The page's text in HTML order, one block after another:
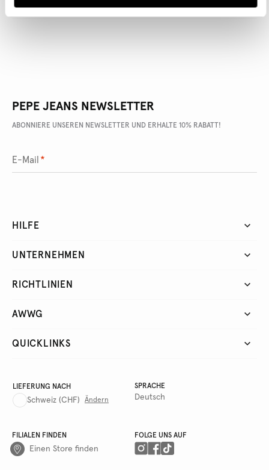
LIEFERUNG UND RÜCKGABE
PEPE JEANS NEWSLETTER
ABONNIERE UNSEREN NEWSLETTER UND ERHALTE 10% RABATT!
E-Mail *
HILFE
UNTERNEHMEN
RICHTLINIEN
AWWG
QUICKLINKS
LIEFERUNG NACH
Schweiz (CHF) Ändern
SPRACHE
Deutsch
FILIALEN FINDEN
Einen Store finden
FOLGE UNS AUF